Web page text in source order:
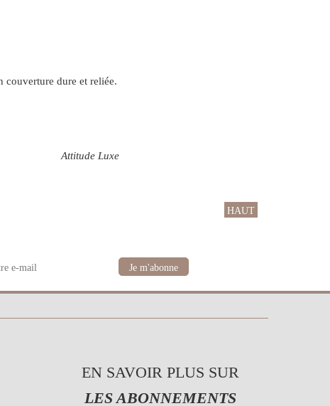
couverture dure et reliée.
Attitude Luxe
HAUT
EN SAVOIR PLUS SUR
LES ABONNEMENTS